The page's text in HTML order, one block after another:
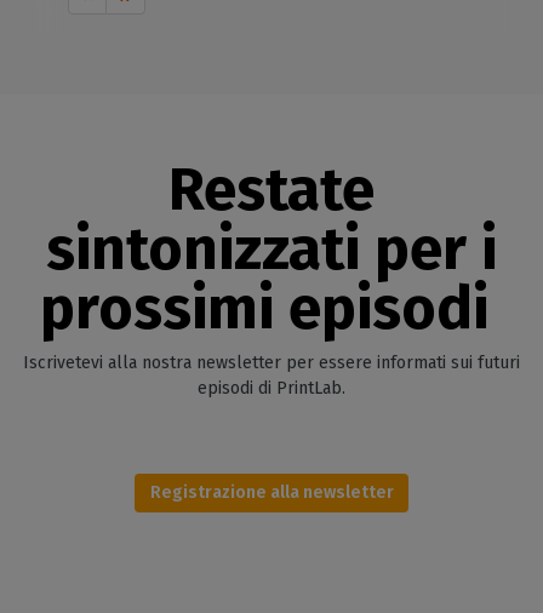
Restate
sintonizzati per i
prossimi episodi
Iscrivetevi alla nostra newsletter per essere informati sui futuri
episodi di PrintLab.
Registrazione alla newsletter